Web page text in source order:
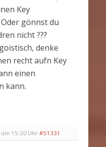
Key
gönnst du
nicht ???
denke
recht aufn Key
einen
kann.
15:20 Uhr #51331